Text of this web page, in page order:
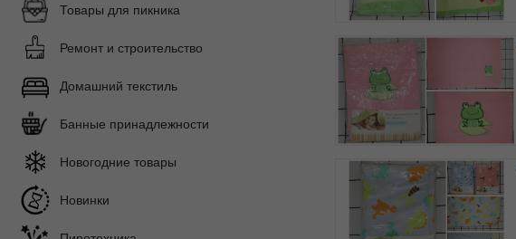
Товары для пикника
Ремонт и строительство
Домашний текстиль
Банные принадлежности
Новогодние товары
Новинки